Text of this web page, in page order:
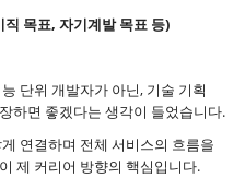
목표, 자기계발 목표 등)
단위 개발자가 아닌, 기술 기획
하면 좋겠다는 생각이 들었습니다.
연결하며 전체 서비스의 흐름을
제 커리어 방향의 핵심입니다.